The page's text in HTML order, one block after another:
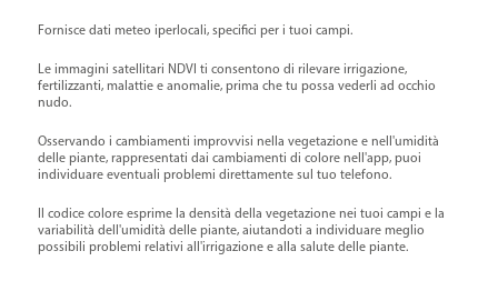
Fornisce dati meteo iperlocali, specifici per i tuoi campi.
Le immagini satellitari NDVI ti consentono di rilevare irrigazione,
fertilizzanti, malattie e anomalie, prima che tu possa vederli ad occhio
nudo.
Osservando i cambiamenti improvvisi nella vegetazione e nell'umidità
delle piante, rappresentati dai cambiamenti di colore nell'app, puoi
individuare eventuali problemi direttamente sul tuo telefono.
Il codice colore esprime la densità della vegetazione nei tuoi campi e la
variabilità dell'umidità delle piante, aiutandoti a individuare meglio
possibili problemi relativi all'irrigazione e alla salute delle piante.